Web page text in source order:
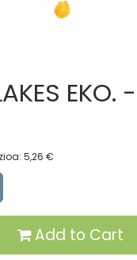
EKO.
5,26 €
Add to Cart